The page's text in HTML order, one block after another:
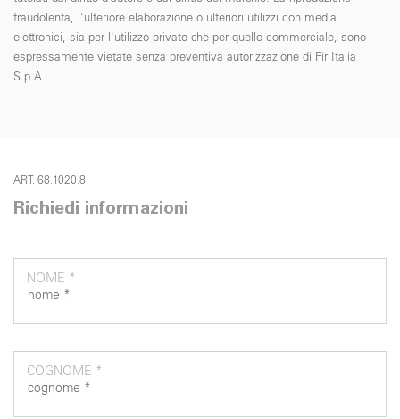
fraudolenta, l'ulteriore elaborazione o ulteriori utilizzi con media
elettronici, sia per l'utilizzo privato che per quello commerciale, sono
espressamente vietate senza preventiva autorizzazione di Fir Italia
S.p.A.
ART. 68.1020.8
Richiedi informazioni
NOME *
COGNOME *